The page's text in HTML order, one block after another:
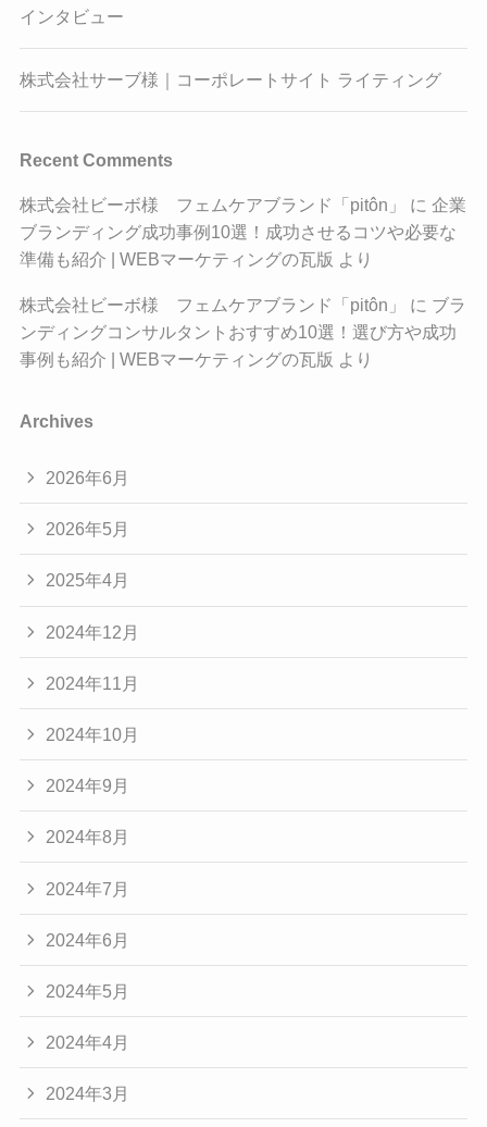
インタビュー
株式会社サーブ様｜コーポレートサイト ライティング
Recent Comments
株式会社ビーボ様 フェムケアブランド「pitôn」 に 企業
ブランディング成功事例10選！成功させるコツや必要な
準備も紹介 | WEBマーケティングの瓦版 より
株式会社ビーボ様 フェムケアブランド「pitôn」 に ブラ
ンディングコンサルタントおすすめ10選！選び方や成功
事例も紹介 | WEBマーケティングの瓦版 より
Archives
2026年6月
2026年5月
2025年4月
2024年12月
2024年11月
2024年10月
2024年9月
2024年8月
2024年7月
2024年6月
2024年5月
2024年4月
2024年3月